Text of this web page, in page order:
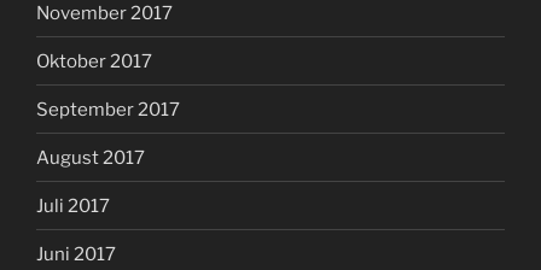
November 2017
Oktober 2017
September 2017
August 2017
Juli 2017
Juni 2017